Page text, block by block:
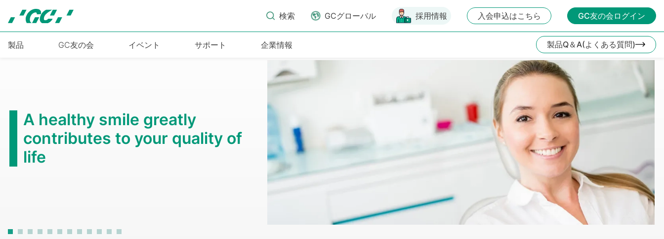
検索 GCグローバル 採用情報 入会申込はこちら GC友の会ログイン
製品 GC友の会 イベント サポート 企業情報 製品Q＆A(よくある質問)
A healthy smile greatly
contributes to your quality of
life